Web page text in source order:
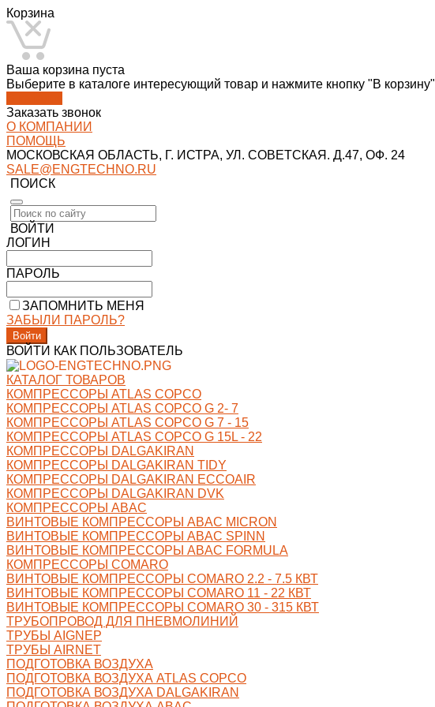
Корзина
Ваша корзина пуста
Выберите в каталоге интересующий товар и нажмите кнопку "В корзину"
Заказать звонок
О КОМПАНИИ
ПОМОЩЬ
МОСКОВСКАЯ ОБЛАСТЬ, Г. ИСТРА, УЛ. СОВЕТСКАЯ. Д.47, ОФ. 24
SALE@ENGTECHNO.RU
ПОИСК
ВОЙТИ
ЛОГИН
ПАРОЛЬ
ЗАПОМНИТЬ МЕНЯ
ЗАБЫЛИ ПАРОЛЬ?
ВОЙТИ КАК ПОЛЬЗОВАТЕЛЬ
КАТАЛОГ ТОВАРОВ
КОМПРЕССОРЫ ATLAS COPCO
КОМПРЕССОРЫ ATLAS COPCO G 2- 7
КОМПРЕССОРЫ ATLAS COPCO G 7 - 15
КОМПРЕССОРЫ ATLAS COPCO G 15L - 22
КОМПРЕССОРЫ DALGAKIRAN
КОМПРЕССОРЫ DALGAKIRAN TIDY
КОМПРЕССОРЫ DALGAKIRAN ECCOAIR
КОМПРЕССОРЫ DALGAKIRAN DVK
КОМПРЕССОРЫ ABAC
ВИНТОВЫЕ КОМПРЕССОРЫ ABAC MICRON
ВИНТОВЫЕ КОМПРЕССОРЫ ABAC SPINN
ВИНТОВЫЕ КОМПРЕССОРЫ ABAC FORMULA
КОМПРЕССОРЫ COMARO
ВИНТОВЫЕ КОМПРЕССОРЫ COMARO 2.2 - 7.5 КВТ
ВИНТОВЫЕ КОМПРЕССОРЫ COMARO 11 - 22 КВТ
ВИНТОВЫЕ КОМПРЕССОРЫ COMARO 30 - 315 КВТ
ТРУБОПРОВОД ДЛЯ ПНЕВМОЛИНИЙ
ТРУБЫ AIGNEP
ТРУБЫ AIRNET
ПОДГОТОВКА ВОЗДУХА
ПОДГОТОВКА ВОЗДУХА ATLAS COPCO
ПОДГОТОВКА ВОЗДУХА DALGAKIRAN